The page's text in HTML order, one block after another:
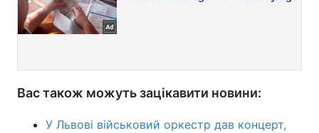
Вас також можуть зацікавити новини:
У Львові військовий оркестр дав концерт,